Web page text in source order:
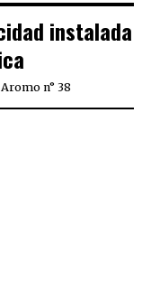
instalada
n° 38